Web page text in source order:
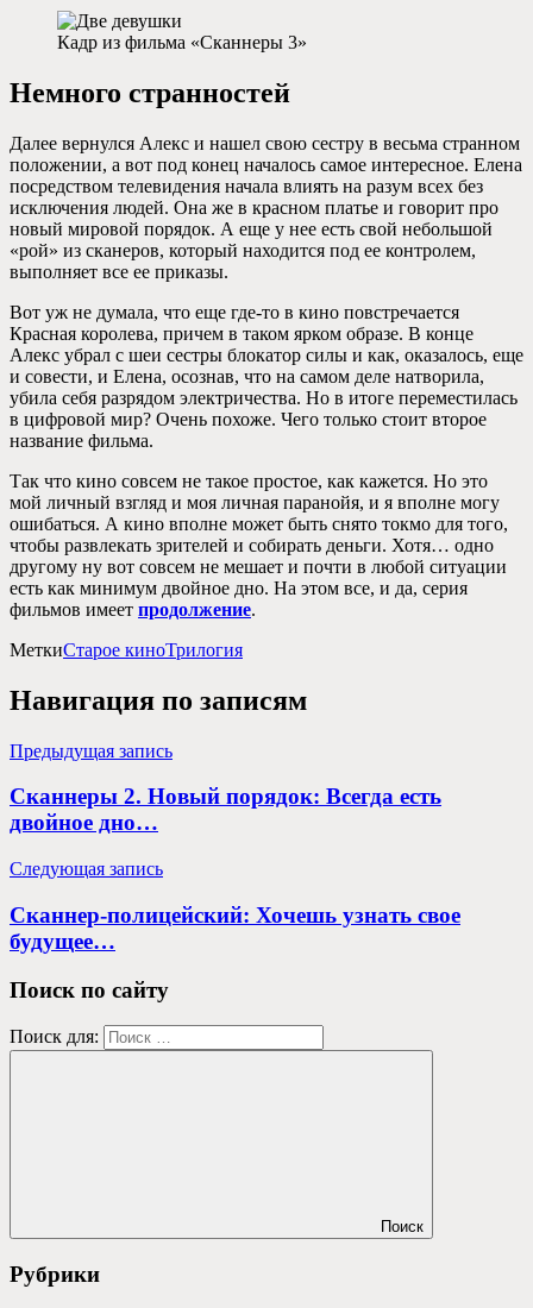
Кадр из фильма «Сканнеры 3»
Немного странностей
Далее вернулся Алекс и нашел свою сестру в весьма странном
положении, а вот под конец началось самое интересное. Елена
посредством телевидения начала влиять на разум всех без
исключения людей. Она же в красном платье и говорит про
новый мировой порядок. А еще у нее есть свой небольшой
«рой» из сканеров, который находится под ее контролем,
выполняет все ее приказы.
Вот уж не думала, что еще где-то в кино повстречается
Красная королева, причем в таком ярком образе. В конце
Алекс убрал с шеи сестры блокатор силы и как, оказалось, еще
и совести, и Елена, осознав, что на самом деле натворила,
убила себя разрядом электричества. Но в итоге переместилась
в цифровой мир? Очень похоже. Чего только стоит второе
название фильма.
Так что кино совсем не такое простое, как кажется. Но это
мой личный взгляд и моя личная паранойя, и я вполне могу
ошибаться. А кино вполне может быть снято токмо для того,
чтобы развлекать зрителей и собирать деньги. Хотя… одно
другому ну вот совсем не мешает и почти в любой ситуации
есть как минимум двойное дно. На этом все, и да, серия
фильмов имеет продолжение.
МеткиСтарое киноТрилогия
Навигация по записям
Предыдущая запись
Сканнеры 2. Новый порядок: Всегда есть
двойное дно…
Следующая запись
Сканнер-полицейский: Хочешь узнать свое
будущее…
Поиск по сайту
Поиск для:
Поиск
Рубрики